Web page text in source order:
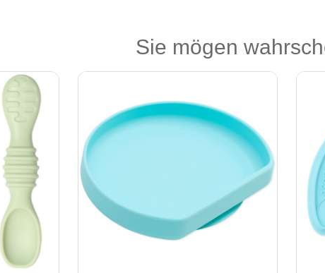
Sie mögen